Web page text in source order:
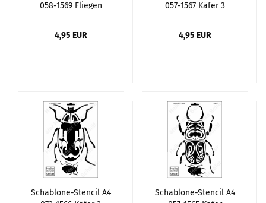
058-1569 Fliegen
4,95 EUR
057-1567 Käfer 3
4,95 EUR
Schablone-Stencil A4
Schablone-Stencil A4